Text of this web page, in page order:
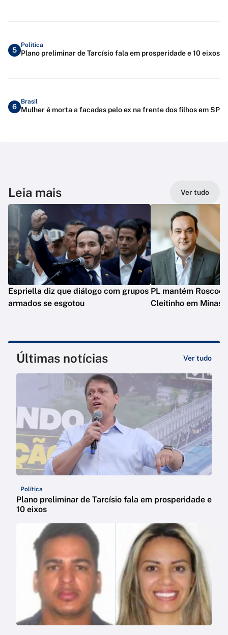
5
Política
Plano preliminar de Tarcísio fala em prosperidade e 10 eixos
6
Brasil
Mulher é morta a facadas pelo ex na frente dos filhos em SP
Leia mais Ver tudo
Espriella diz que diálogo com grupos
armados se esgotou
PL mantém Roscoe
Cleitinho em Minas
Últimas notícias Ver tudo
Política
Plano preliminar de Tarcísio fala em prosperidade e
10 eixos